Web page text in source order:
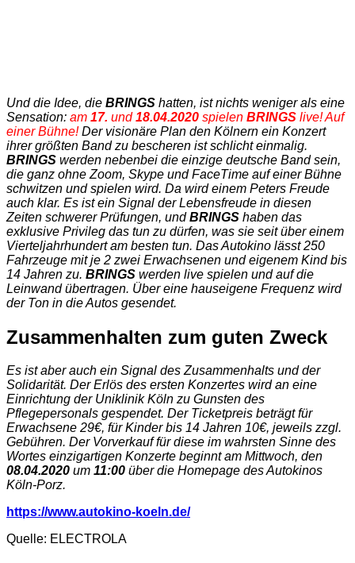
Und die Idee, die BRINGS hatten, ist nichts weniger als eine
Sensation: am 17. und18.04.2020 spielen BRINGS live! Auf
einer Bühne!Der visionäre Plan den Kölnern ein Konzert
ihrer größten Band zu bescheren ist schlicht einmalig.
BRINGS werden nebenbei die einzige deutsche Band sein,
die ganz ohne Zoom, Skype und FaceTime auf einer Bühne
schwitzen und spielen wird. Da wird einem Peters Freude
auch klar. Es ist ein Signal der Lebensfreude in diesen
Zeiten schwerer Prüfungen, undBRINGS haben das
exklusive Privileg das tun zu dürfen, was sie seit über einem
Vierteljahrhundert am besten tun. Das Autokino lässt 250
Fahrzeuge mit je 2 zwei Erwachsenen und eigenem Kind bis
14 Jahren zu. BRINGS werden live spielen und auf die
Leinwand übertragen. Über eine hauseigene Frequenz wird
der Ton in die Autos gesendet.
Zusammenhalten zum guten Zweck
Es ist aber auch ein Signal des Zusammenhalts und der
Solidarität. Der Erlös des ersten Konzertes wird an eine
Einrichtung der Uniklinik Köln zu Gunsten des
Pflegepersonals gespendet. Der Ticketpreis beträgt für
Erwachsene 29€, für Kinder bis 14 Jahren 10€, jeweils zzgl.
Gebühren. Der Vorverkauf für diese im wahrsten Sinne des
Wortes einzigartigen Konzerte beginnt am Mittwoch, den
08.04.2020 um 11:00 über die Homepage des Autokinos
Köln-Porz.
https://www.autokino-koeln.de/
Quelle: ELECTROLA